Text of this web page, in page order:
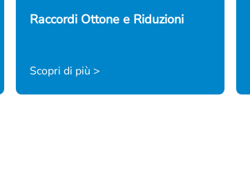
Raccordi Ottone e Riduzioni
Scopri di più >